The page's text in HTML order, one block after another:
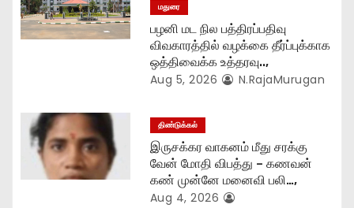
i
o
மதுரை
பழனி மட நில பத்திரப்பதிவு
விவகாரத்தில் வழக்கை தீர்ப்புக்காக
ஒத்திவைக்க உத்தரவு..,
Aug 5, 2026 N.RajaMurugan
திண்டுக்கல்
இருசக்கர வாகனம் மீது சரக்கு
வேன் மோதி விபத்து – கணவன்
கண் முன்னே மனைவி பலி…,
Aug 4, 2026